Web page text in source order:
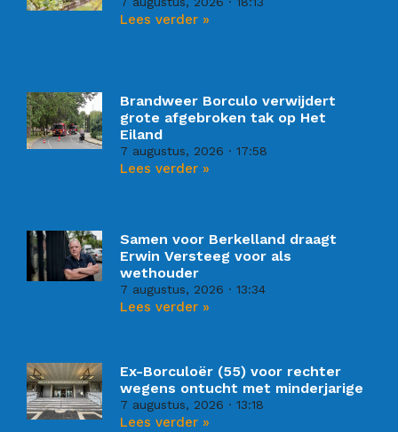
Lees verder »
Brandweer Borculo verwijdert
grote afgebroken tak op Het
Eiland
7 augustus, 2026 17:58
Lees verder »
Samen voor Berkelland draagt
Erwin Versteeg voor als
wethouder
7 augustus, 2026 13:34
Lees verder »
Ex-Borculoër (55) voor rechter
wegens ontucht met minderjarige
7 augustus, 2026 13:18
Lees verder »